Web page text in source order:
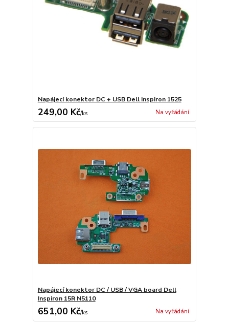
Napájecí konektor DC + USB Dell Inspiron 1525
249,00 Kč/ks Na vyžádání
Napájecí konektor DC / USB / VGA board Dell
Inspiron 15R N5110
651,00 Kč/ks Na vyžádání